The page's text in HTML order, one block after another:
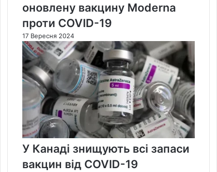
оновлену вакцину Moderna
проти COVID-19
17 Вересня 2024
У Канаді знищують всі запаси
вакцин від COVID-19